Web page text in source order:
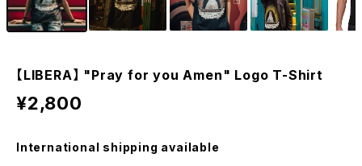
【LIBERA】 "Pray for you Amen" Logo T-Shirt
¥2,800
International shipping available